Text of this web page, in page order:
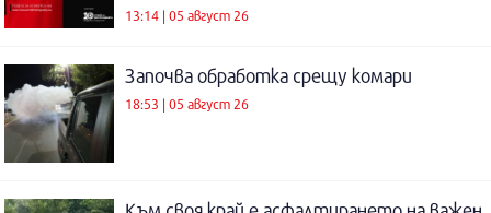
13:14 | 05 август 26
Започва обработка срещу комари
18:53 | 05 август 26